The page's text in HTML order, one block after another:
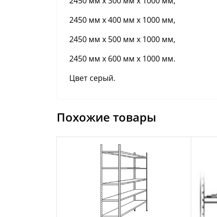
2450 мм х 400 мм х 1000 мм,
2450 мм х 500 мм х 1000 мм,
2450 мм х 600 мм х 1000 мм.
Цвет серый.
Похожие товары